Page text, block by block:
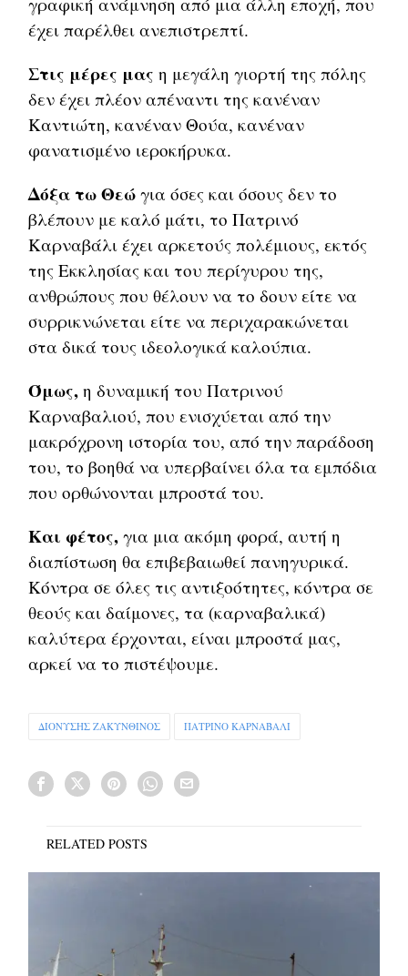
έχει παρέλθει ανεπιστρεπτί.
Στις μέρες μαςη μεγάλη γιορτή της πόλης
δεν έχει πλέον απέναντι της κανέναν
Καντιώτη, κανέναν Θούα, κανέναν
φανατισμένο ιεροκήρυκα.
Δόξα τω Θεώγια όσες και όσους δεν το
βλέπουν με καλό μάτι, το Πατρινό
Καρναβάλι έχει αρκετούς πολέμιους, εκτός
της Εκκλησίας και του περίγυρου της,
ανθρώπους που θέλουν να το δουν είτε να
συρρικνώνεται είτε να περιχαρακώνεται
στα δικά τους ιδεολογικά καλούπια.
Όμως,η δυναμική του Πατρινού
Καρναβαλιού, που ενισχύεται από την
μακρόχρονη ιστορία του, από την παράδοση
του, το βοηθά να υπερβαίνει όλα τα εμπόδια
που ορθώνονται μπροστά του.
Και φέτος,για μια ακόμη φορά, αυτή η
διαπίστωση θα επιβεβαιωθεί πανηγυρικά.
Κόντρα σε όλες τις αντιξοότητες, κόντρα σε
θεούς και δαίμονες, τα (καρναβαλικά)
καλύτερα έρχονται, είναι μπροστά μας,
αρκεί να το πιστέψουμε.
ΔΙΟΝΥΣΗΣ ΖΑΚΥΝΘΙΝΟΣ ΠΑΤΡΙΝΟ ΚΑΡΝΑΒΑΛΙ
RELATED POSTS